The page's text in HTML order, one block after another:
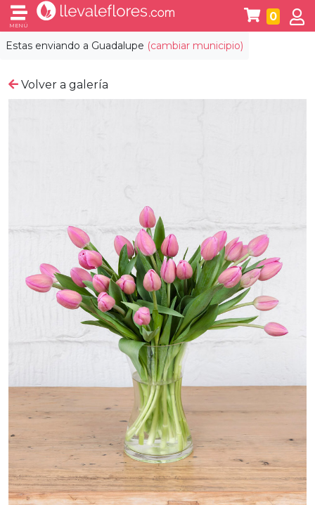
Estas enviando a Guadalupe (cambiar municipio)
MENÚ
0
Volver a galería